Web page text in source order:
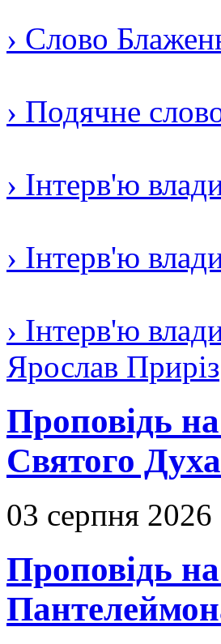
› Слово
› Подячне
› Інтерв'ю
› Інтерв'ю
› Інтерв'ю
Ярослав Приріз
Проповідь
Святого
03 серпня 2026
Проповідь